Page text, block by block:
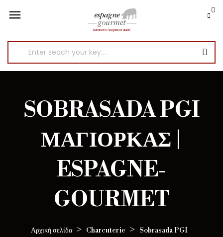
 0
SOBRASADA PGI
ΜΑΓΙΌΡΚΑΣ |
ESPAGNE-
GOURMET
Αρχική σελίδα Charcuterie Sobrasada PGI